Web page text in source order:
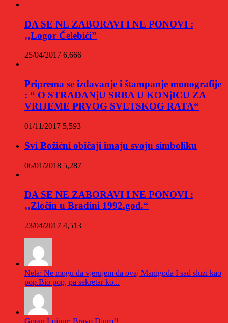
DA SE NE ZABORAVI I NE PONOVI :
‚‚Logor Čelebići”
25/04/2017 6,666
Priprema se izdavanje i štampanje monografije
: “ O STRADANjU SRBA U KONjICU ZA
VRIJEME PRVOG SVETSKOG RATA“
01/11/2017 5,593
Svi Božićni običaji imaju svoju simboliku
06/01/2018 5,287
DA SE NE ZABORAVI I NE PONOVI :
‚‚Zločin u Bradini 1992.god.“
23/04/2017 4,513
Nela: Ne mogu da vjerujem da ovaj Manigoda I sad sluzi kao
pop.Bio pop, pa sekretar ko...
Goran Lojpur: Bravo Djuro!!...